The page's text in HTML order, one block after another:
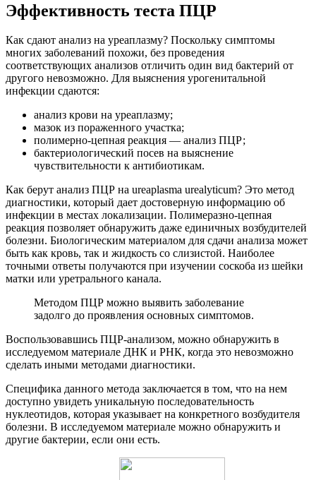
Эффективность теста ПЦР
Как сдают анализ на уреаплазму? Поскольку симптомы
многих заболеваний похожи, без проведения
соответствующих анализов отличить один вид бактерий от
другого невозможно. Для выяснения урогенитальной
инфекции сдаются:
анализ крови на уреаплазму;
мазок из пораженного участка;
полимерно-цепная реакция — анализ ПЦР;
бактериологический посев на выяснение
чувствительности к антибиотикам.
Как берут анализ ПЦР на ureaplasma urealyticum? Это метод
диагностики, который дает достоверную информацию об
инфекции в местах локализации. Полимеразно-цепная
реакция позволяет обнаружить даже единичных возбудителей
болезни. Биологическим материалом для сдачи анализа может
быть как кровь, так и жидкость со слизистой. Наиболее
точными ответы получаются при изучении соскоба из шейки
матки или уретрального канала.
Методом ПЦР можно выявить заболевание
задолго до проявления основных симптомов.
Воспользовавшись ПЦР-анализом, можно обнаружить в
исследуемом материале ДНК и РНК, когда это невозможно
сделать иными методами диагностики.
Специфика данного метода заключается в том, что на нем
доступно увидеть уникальную последовательность
нуклеотидов, которая указывает на конкретного возбудителя
болезни. В исследуемом материале можно обнаружить и
другие бактерии, если они есть.